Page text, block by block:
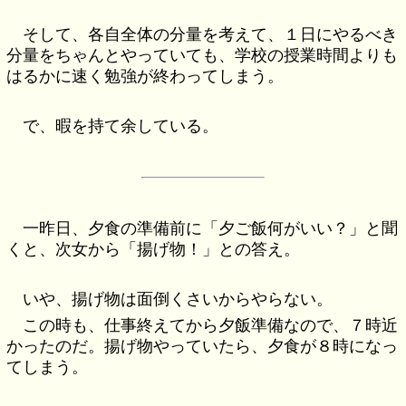
そして、各自全体の分量を考えて、１日にやるべき
分量をちゃんとやっていても、学校の授業時間よりも
はるかに速く勉強が終わってしまう。
で、暇を持て余している。
一昨日、夕食の準備前に「夕ご飯何がいい？」と聞
くと、次女から「揚げ物！」との答え。
いや、揚げ物は面倒くさいからやらない。
この時も、仕事終えてから夕飯準備なので、７時近
かったのだ。揚げ物やっていたら、夕食が８時になっ
てしまう。